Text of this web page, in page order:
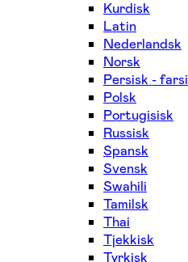
Kurdisk
Latin
Nederlandsk
Norsk
Persisk - farsi
Polsk
Portugisisk
Russisk
Spansk
Svensk
Swahili
Tamilsk
Thai
Tjekkisk
Tyrkisk